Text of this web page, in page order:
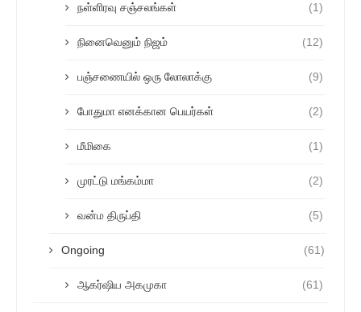
நள்ளிரவு சஞ்சலங்கள் (1)
நினைவெனும் நிஜம் (12)
பஞ்சணையில் ஒரு லோலாக்கு (9)
போதுமா எனக்கான பெயர்கள் (2)
மீமிகை (1)
முரட்டு மங்கம்மா (2)
வன்ம திருப்தி (5)
Ongoing (61)
ஆகர்ஷிய அகமுகா (61)